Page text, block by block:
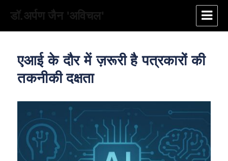
डॉ.अर्पण जैन 'अविचल'
एआई के दौर में ज़रूरी है पत्रकारों की
तकनीकी दक्षता